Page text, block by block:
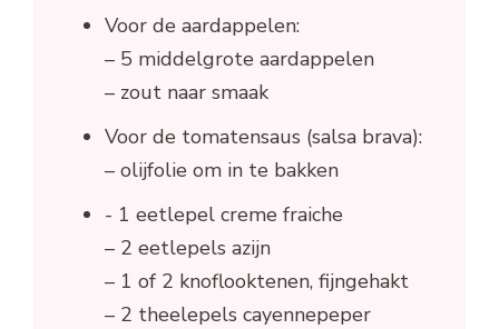
Voor de aardappelen:
– 5 middelgrote aardappelen
– zout naar smaak
Voor de tomatensaus (salsa brava):
– olijfolie om in te bakken
- 1 eetlepel creme fraiche
– 2 eetlepels azijn
– 1 of 2 knoflooktenen, fijngehakt
– 2 theelepels cayennepeper